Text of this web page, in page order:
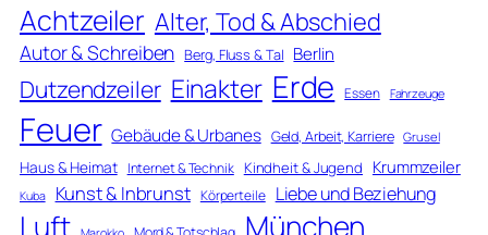
Achtzeiler Alter, Tod & Abschied
Autor & Schreiben Berg, Fluss & Tal Berlin
Dutzendzeiler Einakter Erde Essen Fahrzeuge
Feuer Gebäude & Urbanes Geld, Arbeit, Karriere Grusel
Haus & Heimat Internet & Technik Kindheit & Jugend Krummzeiler
Kuba Kunst & Inbrunst Körperteile Liebe und Beziehung
Luft München